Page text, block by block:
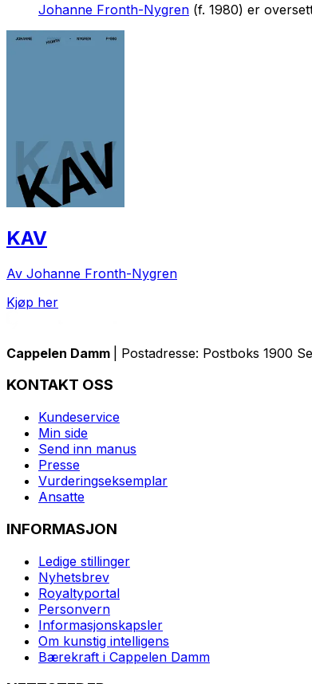
Johanne Fronth-Nygren (f. 1980) er
KAV
Av Johanne Fronth-Nygren
Kjøp her
Cappelen Damm | Postadresse: Postboks 1900
KONTAKT OSS
Kundeservice
Min side
Send inn manus
Presse
Vurderingseksemplar
Ansatte
INFORMASJON
Ledige stillinger
Nyhetsbrev
Royaltyportal
Personvern
Informasjonskapsler
Om kunstig intelligens
Bærekraft i Cappelen Damm